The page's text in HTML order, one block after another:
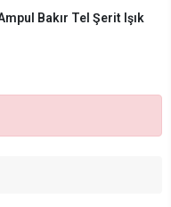
Bakır Tel Şerit Işık